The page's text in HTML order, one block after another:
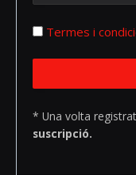
Termes i
* Una volta
suscripció.